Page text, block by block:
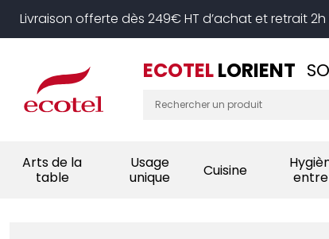
Livraison offerte dès 249€ HT d’achat et retrait
ECOTELLORIENT
Arts de la
table
Usage
unique
Cuisine
Panneau de gestion des cookies